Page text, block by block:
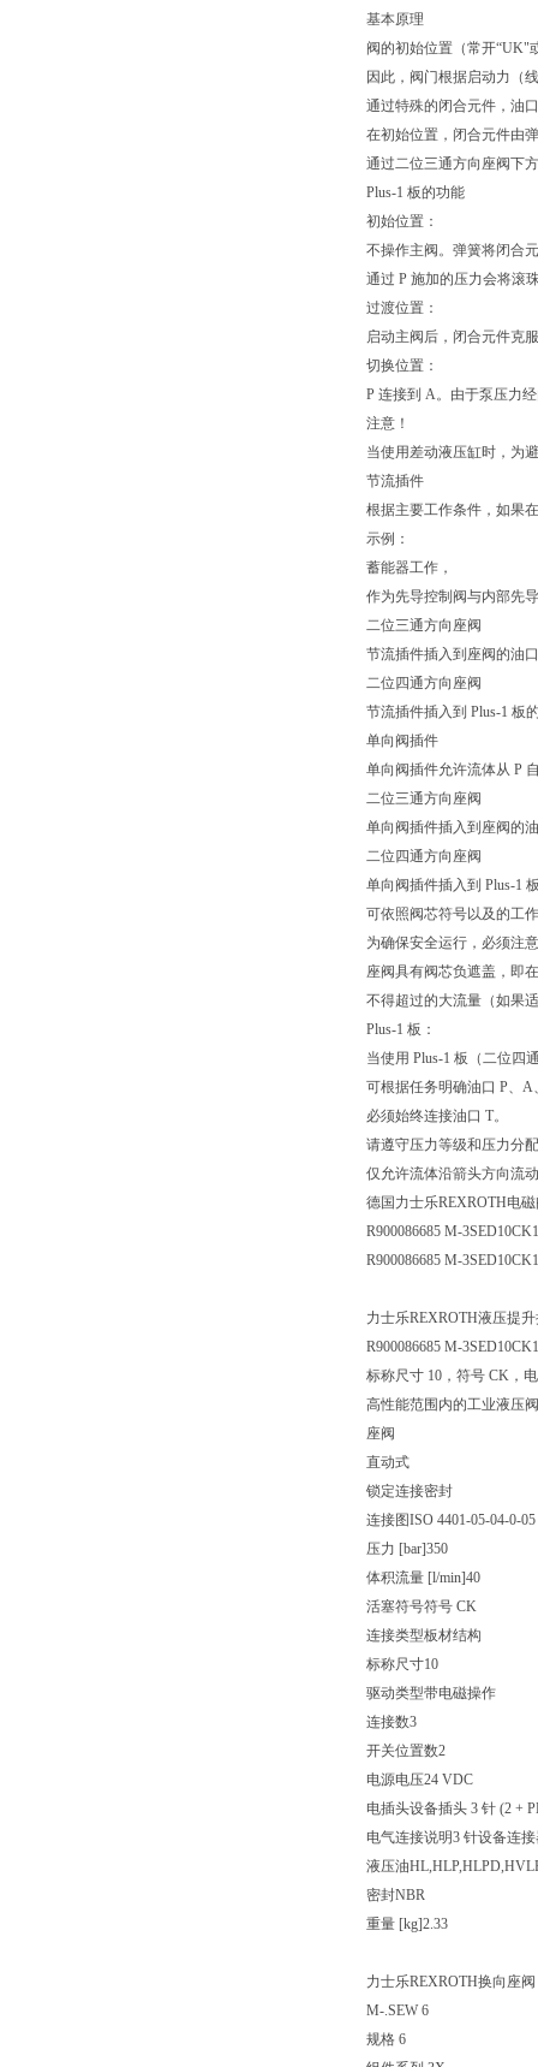
基本原理
阀的初始位置（常开“UK"
因此，阀门根据启动力（
通过特殊的闭合元件，油
在初始位置，闭合元件由
通过二位三通方向座阀下
Plus-1 板的功能
初始位置：
不操作主阀。弹簧将闭合
通过 P 施加的压力会将滚
过渡位置：
启动主阀后，闭合元件克
切换位置：
P 连接到 A。由于泵压力
注意！
当使用差动液压缸时，为
节流插件
根据主要工作条件，如果
示例：
蓄能器工作，
作为先导控制阀与内部先
二位三通方向座阀
节流插件插入到座阀的油
二位四通方向座阀
节流插件插入到 Plus-1 板
单向阀插件
单向阀插件允许流体从 P
二位三通方向座阀
单向阀插件插入到座阀的
二位四通方向座阀
单向阀插件插入到 Plus-1
可依照阀芯符号以及的工
为确保安全运行，必须注
座阀具有阀芯负遮盖，即
不得超过的大流量（如果
Plus-1 板：
当使用 Plus-1 板（二位四
可根据任务明确油口 P、
必须始终连接油口 T。
请遵守压力等级和压力分
仅允许流体沿箭头方向流
德国力士乐REXROTH电
R900086685 M-
R900086685 M-
力士乐REXROTH液压提
R900086685 M-
标称尺寸 10，符号 CK，
高性能范围内的工业液压
座阀
直动式
锁定连接密封
连接图ISO 4401-05-04-0-05
压力 [bar]350
体积流量 [l/min]40
活塞符号符号 CK
连接类型板材结构
标称尺寸10
驱动类型带电磁操作
连接数3
开关位置数2
电源电压24 VDC
电插头设备插头 3 针 (2 +
电气连接说明3 针设备连接
液压油
密封NBR
重量 [kg]2.33
力士乐REXROTH换向座
M-.SEW 6
规格 6